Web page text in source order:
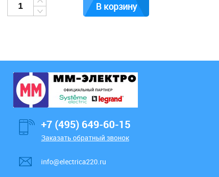
В корзину
+7 (495) 649-60-15
Заказать обратный звонок
info@electrica220.ru